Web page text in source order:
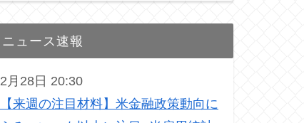
ニュース速報
2月28日 20:30
【来週の注目材料】米金融政策動向に